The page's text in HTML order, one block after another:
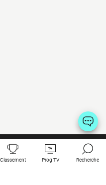
Classement Prog TV Recherche